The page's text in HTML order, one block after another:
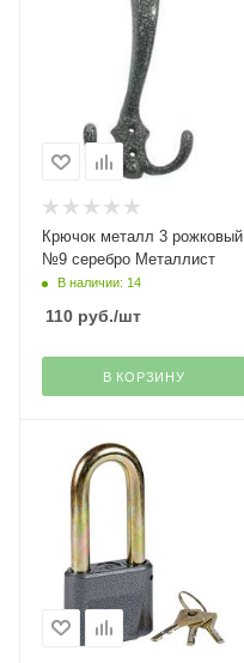
Крючок металл 3 рожковый
№9 серебро Металлист
В наличии: 14
110 руб./шт
В КОРЗИНУ